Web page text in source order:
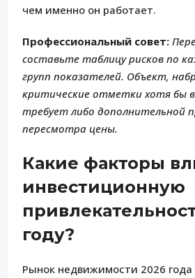
чем именно он работает.
Профессиональный совет:
составьте таблицу рисков по
групп показателей. Объект,
критические отметки хотя бы в
требует либо дополнительной
пересмотра цены.
Какие факторы
инвестиционную
году?
Рынок недвижимости 2026